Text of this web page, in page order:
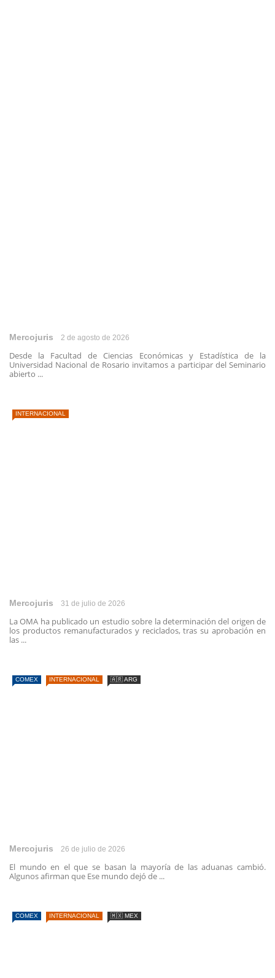
Mercojuris 2 de agosto de 2026
Desde la Facultad de Ciencias Económicas y Estadística de la
Universidad Nacional de Rosario invitamos a participar del Seminario
abierto ...
INTERNACIONAL
Mercojuris 31 de julio de 2026
La OMA ha publicado un estudio sobre la determinación del origen de
los productos remanufacturados y reciclados, tras su aprobación en
las ...
COMEX INTERNACIONAL 🇦🇷 ARG
Mercojuris 26 de julio de 2026
El mundo en el que se basan la mayoría de las aduanas cambió.
Algunos afirman que Ese mundo dejó de ...
COMEX INTERNACIONAL 🇲🇽 MEX